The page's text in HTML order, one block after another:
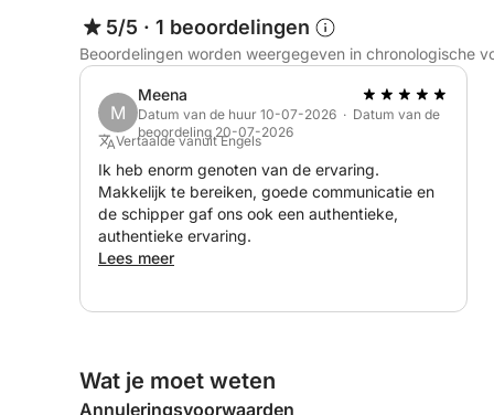
5/5 · 1 beoordelingen
Beoordelingen worden weergegeven in chronologische
M
Meena
Datum van de huur 10-07-2026 · Datum van de
beoordeling 20-07-2026
Vertaalde vanuit Engels
Ik heb enorm genoten van de ervaring.
Makkelijk te bereiken, goede communicatie en
de schipper gaf ons ook een authentieke,
authentieke ervaring.
Lees meer
Wat je moet weten
Annuleringsvoorwaarden